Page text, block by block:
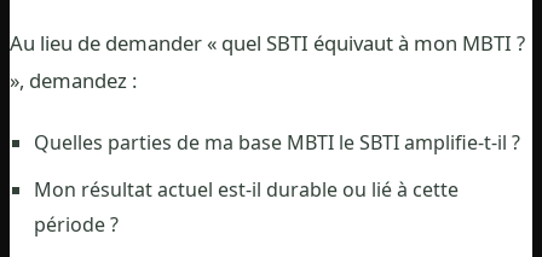
Au lieu de demander « quel SBTI équivaut à mon MBTI ?
», demandez :
Quelles parties de ma base MBTI le SBTI amplifie-t-il ?
Mon résultat actuel est-il durable ou lié à cette
période ?